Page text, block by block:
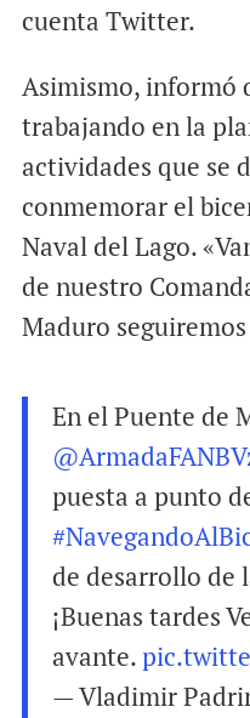
cuenta Twitter.
Asimismo, informó
trabajando en la
actividades que se
conmemorar el
Naval del Lago.
de nuestro
Maduro
En el Puente de
puesta a punto
de desarrollo de
¡Buenas tardes
avante.
— Vladimir